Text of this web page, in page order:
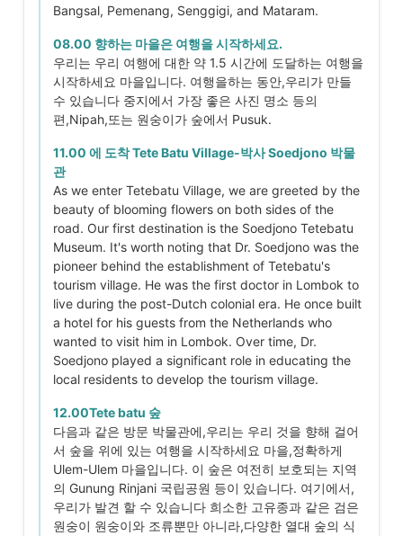
Bangsal, Pemenang, Senggigi, and Mataram.
08.00 향하는 마을은 여행을 시작하세요.
우리는 우리 여행에 대한 약 1.5 시간에 도달하는 여행을
시작하세요 마을입니다. 여행을하는 동안,우리가 만들
수 있습니다 중지에서 가장 좋은 사진 명소 등의
편,Nipah,또는 원숭이가 숲에서 Pusuk.
11.00 에 도착 Tete Batu Village-박사 Soedjono 박물
관
As we enter Tetebatu Village, we are greeted by the
beauty of blooming flowers on both sides of the
road. Our first destination is the Soedjono Tetebatu
Museum. It's worth noting that Dr. Soedjono was the
pioneer behind the establishment of Tetebatu's
tourism village. He was the first doctor in Lombok to
live during the post-Dutch colonial era. He once built
a hotel for his guests from the Netherlands who
wanted to visit him in Lombok. Over time, Dr.
Soedjono played a significant role in educating the
local residents to develop the tourism village.
12.00Tete batu 숲
다음과 같은 방문 박물관에,우리는 우리 것을 향해 걸어
서 숲을 위에 있는 여행을 시작하세요 마을,정확하게
Ulem-Ulem 마을입니다. 이 숲은 여전히 보호되는 지역
의 Gunung Rinjani 국립공원 등이 있습니다. 여기에서,
우리가 발견 할 수 있습니다 희소한 고유종과 같은 검은
원숭이 원숭이와 조류뿐만 아니라,다양한 열대 숲의 식